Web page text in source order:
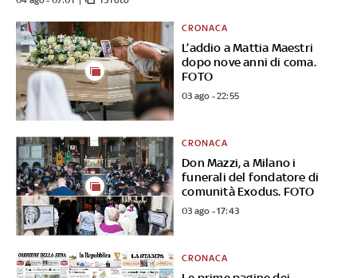
L’addio a Mattia Maestri
dopo nove anni di coma.
FOTO
CRONACA
03 ago - 22:55
Don Mazzi, a Milano i
funerali del fondatore di
comunità Exodus. FOTO
CRONACA
03 ago - 17:43
CRONACA